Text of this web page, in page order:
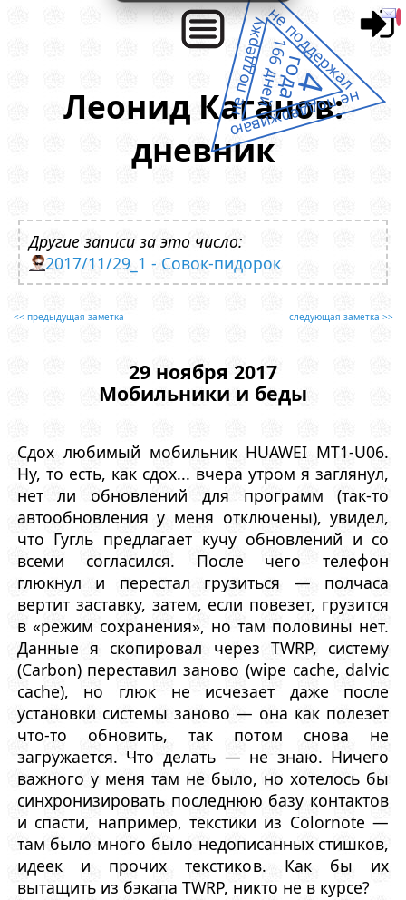
Леонид Каганов:
дневник
Другие записи за это число:
2017/11/29_1 - Совок-пидорок
<< предыдущая заметка следующая заметка >>
29 ноября 2017
Мобильники и беды
Сдох любимый мобильник HUAWEI MT1-U06.
Ну, то есть, как сдох... вчера утром я заглянул,
нет ли обновлений для программ (так-то
автообновления у меня отключены), увидел,
что Гугль предлагает кучу обновлений и со
всеми согласился. После чего телефон
глюкнул и перестал грузиться — полчаса
вертит заставку, затем, если повезет, грузится
в «режим сохранения», но там половины нет.
Данные я скопировал через TWRP, систему
(Carbon) переставил заново (wipe cache, dalvic
cache), но глюк не исчезает даже после
установки системы заново — она как полезет
что-то обновить, так потом снова не
загружается. Что делать — не знаю. Ничего
важного у меня там не было, но хотелось бы
синхронизировать последнюю базу контактов
и спасти, например, текстики из Colornote —
там было много было недописанных стишков,
идеек и прочих текстиков. Как бы их
вытащить из бэкапа TWRP, никто не в курсе?
не поддержал
не поддерживаю
не поддержу 4
года
166 дней